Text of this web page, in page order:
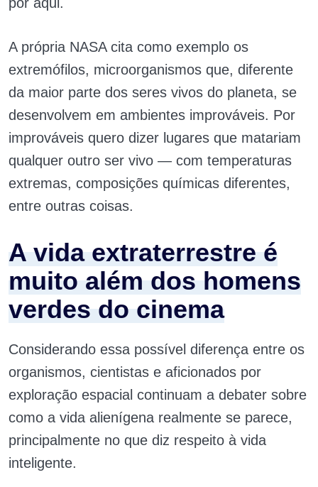
A própria NASA cita como exemplo os
extremófilos, microorganismos que, diferente
da maior parte dos seres vivos do planeta, se
desenvolvem em ambientes improváveis. Por
improváveis quero dizer lugares que matariam
qualquer outro ser vivo — com temperaturas
extremas, composições químicas diferentes,
entre outras coisas.
A vida extraterrestre é
muito além dos homens
verdes do cinema
Considerando essa possível diferença entre os
organismos, cientistas e aficionados por
exploração espacial continuam a debater sobre
como a vida alienígena realmente se parece,
principalmente no que diz respeito à vida
inteligente.